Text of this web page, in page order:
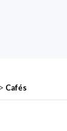
> Cafés